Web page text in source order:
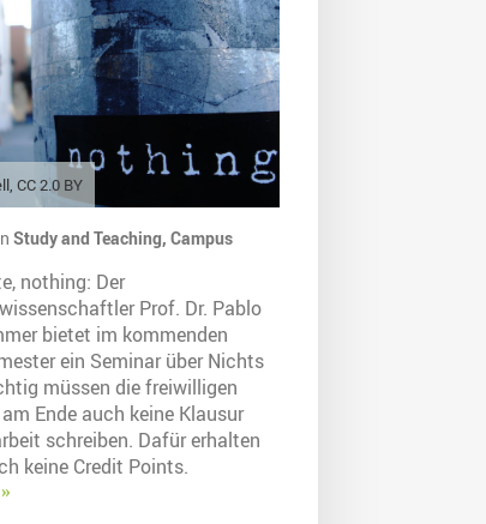
CC 2.0 BY
Study and Teaching, Campus
nothing: Der
Prof. Dr. Pablo
bietet im kommenden
ein Seminar über Nichts
müssen die freiwilligen
Ende auch keine Klausur
schreiben. Dafür erhalten
keine Credit Points.